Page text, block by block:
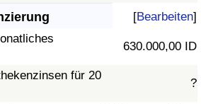
[Bearbeiten]
630.000,00 ID
für 20
?
Index (aktuell)
Index